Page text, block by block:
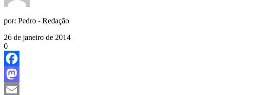
por: Pedro - Redação
26 de janeiro de 2014
0
Facebook
Mastodon